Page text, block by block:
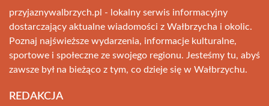
przyjaznywalbrzych.pl - lokalny serwis informacyjny
dostarczający aktualne wiadomości z Wałbrzycha i okolic.
Poznaj najświeższe wydarzenia, informacje kulturalne,
sportowe i społeczne ze swojego regionu. Jesteśmy tu, abyś
zawsze był na bieżąco z tym, co dzieje się w Wałbrzychu.
REDAKCJA